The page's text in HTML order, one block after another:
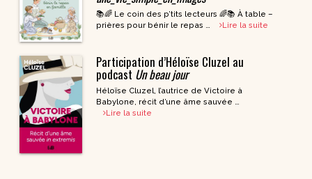
📚🌈 Le coin des p’tits lecteurs 🌈📚 À table –
prières pour bénir le repas …
Lire la suite
Participation d’Héloïse Cluzel au
podcast Un beau jour
Héloïse Cluzel, l’autrice de Victoire à
Babylone, récit d’une âme sauvée …
Lire la suite